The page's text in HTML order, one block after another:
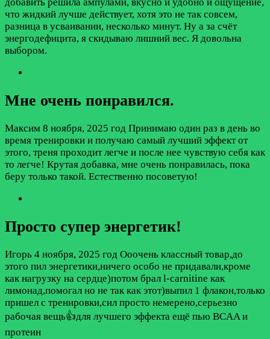
что жидкий лучше действует, хотя это не так совсем,
разница в усваивании, несколько минут. Ну а за счёт
энергодефицита, я скидываю лишний вес. Я довольна
выбором.
Мне очень понравился.
Максим 8 ноября, 2025 год Принимаю один раз в день во
время тренировки и получаю самый лучший эффект от
этого, треня проходит легче и после нее чувствую себя как
то легче! Крутая добавка, мне очень понравилась, пока
беру только такой. Естественно посоветую!
Просто супер энергетик!
Игорь 4 ноября, 2025 год Ооочень классный товар,до
этого пил энергетики,ничего особо не придавали,кроме
как нагрузку на сердце)потом брал l-carnitine как
лимонад,помогал но не так как этот)выпил 1 флакон,только
пришел с тренировки,сил просто немерено,серьезно
рабочая вещь👍для лучшего эффекта ещё пью BCAA и
протеин